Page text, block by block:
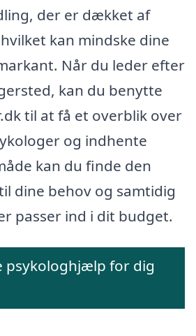
der er dækket af
kan mindske dine
Når du leder efter
kan du benytte
til at få et overblik over
og indhente
kan du finde den
dine behov og samtidig
passer ind i dit budget.
psykologhjælp for dig